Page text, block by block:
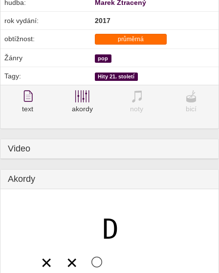
hudba: Marek Ztracený
rok vydání: 2017
obtížnost: průměrná
Žánry pop
Tagy: Hity 21. století
text akordy noty bicí
Video
Akordy
D
✕ ✕